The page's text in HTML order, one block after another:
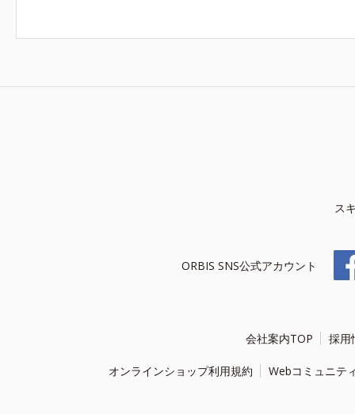
ス
ORBIS SNS公式アカウント
会社案内TOP 採用
オンラインショップ利用規約 Webコミュニテ